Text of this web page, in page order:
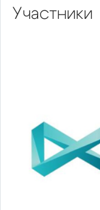
Участники